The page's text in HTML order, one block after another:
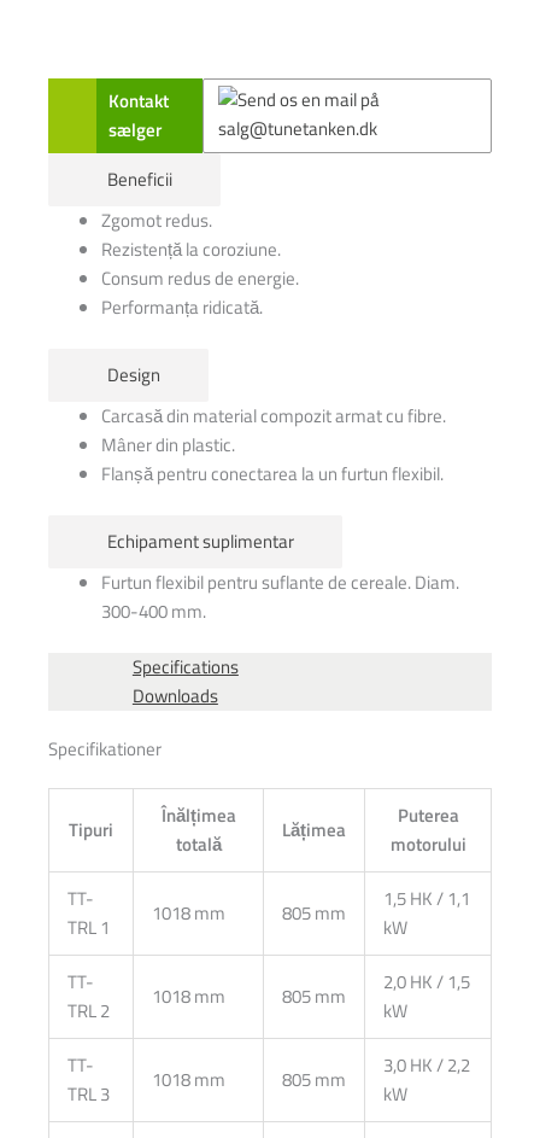
Kontakt
sælger
Beneficii
Zgomot redus.
Rezistență la coroziune.
Consum redus de energie.
Performanța ridicată.
Design
Carcasă din material compozit armat cu fibre.
Mâner din plastic.
Flanșă pentru conectarea la un furtun flexibil.
Echipament suplimentar
Furtun flexibil pentru suflante de cereale. Diam.
300-400 mm.
Specifications
Downloads
Specifikationer
Tipuri
Înălțimea
totală
Lățimea
Puterea
motorului
TT-
TRL 1
1018 mm 805 mm
1,5 HK / 1,1
kW
TT-
TRL 2
1018 mm 805 mm
2,0 HK / 1,5
kW
TT-
TRL 3
1018 mm 805 mm
3,0 HK / 2,2
kW